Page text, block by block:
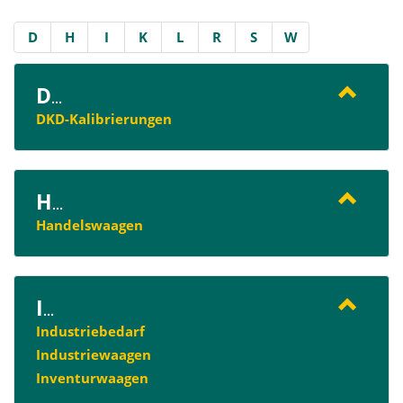
D H I K L R S W
D...
DKD-Kalibrierungen
H...
Handelswaagen
I...
Industriebedarf
Industriewaagen
Inventurwaagen